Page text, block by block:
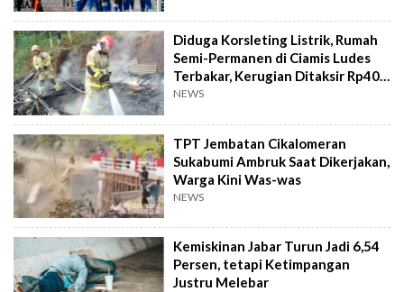
Diduga Korsleting Listrik, Rumah
Semi-Permanen di Ciamis Ludes
Terbakar, Kerugian Ditaksir Rp40
Juta
NEWS
TPT Jembatan Cikalomeran
Sukabumi Ambruk Saat Dikerjakan,
Warga Kini Was-was
NEWS
Kemiskinan Jabar Turun Jadi 6,54
Persen, tetapi Ketimpangan
Justru Melebar